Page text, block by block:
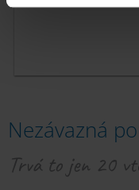
Nezávazná
Trvá to jen 20